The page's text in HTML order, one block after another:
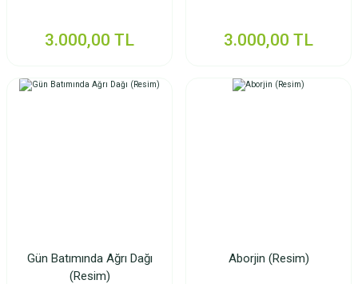
3.000,00 TL 3.000,00 TL
Gün Batımında Ağrı Dağı
(Resim)
Aborjin (Resim)